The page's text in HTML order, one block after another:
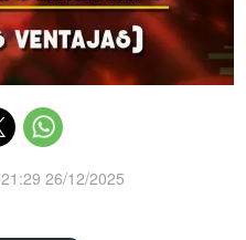
21:29 26/12/2025